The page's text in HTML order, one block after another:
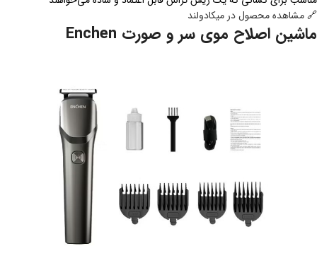
🔗مشاهده محصول در میکادولند
ماشین اصلاح موی سر و صورت Enchen